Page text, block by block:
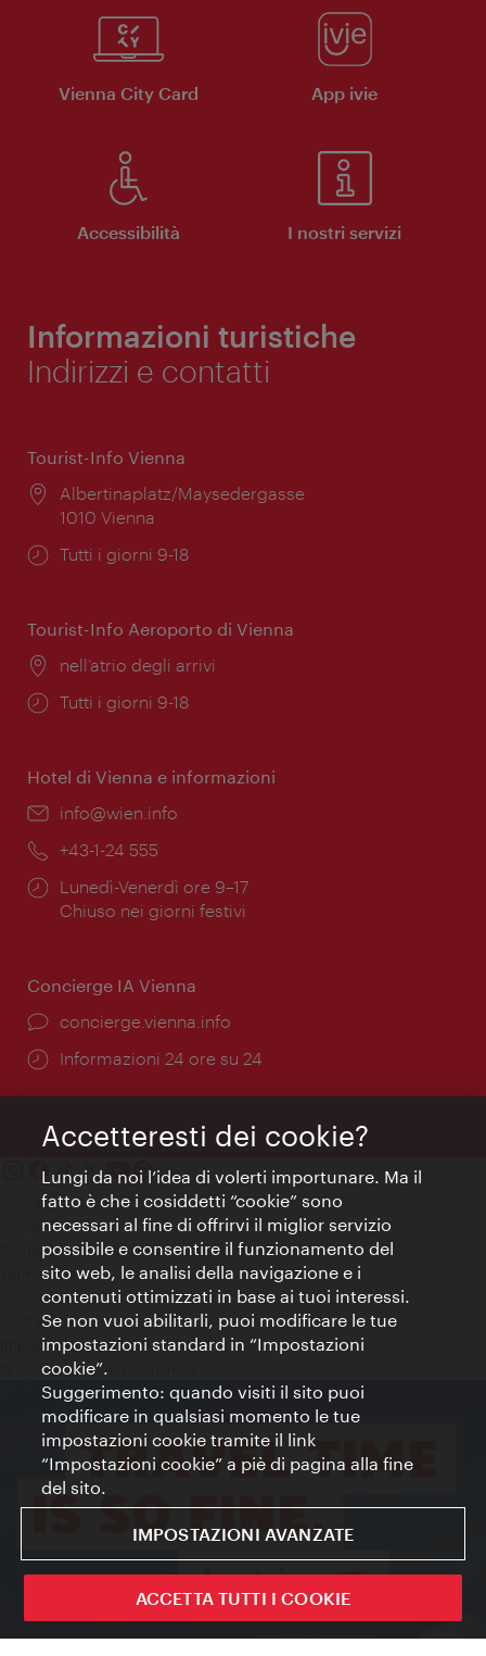
Vienna City Card App ivie
Accessibilità I nostri servizi
Informazioni turistiche
Indirizzi e contatti
Tourist-Info Vienna
Posizione:
Albertinaplatz/Maysedergasse
1010 Vienna
Orari
Tutti i giorni 9-18
Tourist-Info Aeroporto di Vienna
Posizione:
nell’atrio degli arrivi
Orari
Tutti i giorni 9-18
Hotel di Vienna e informazioni
Email:
info@wien.info
Telefono:
+43-1-24 555
Orari
di
Lunedì-Venerdì ore 9–17
Chiuso nei giorni festivi
Concierge IA Vienna
Ort:
concierge.vienna.info
Öffnungszeiten:
Informazioni 24 ore su 24
Contatti
Colophon
Dichiarazione sulla protezione dei dati
Terms of Use
Accessibilità
Contatto stampa
Impostazioni cookie
© Copyright WienTourismus
Accetteresti dei cookie?
Lungi da noi l’idea di volerti importunare. Ma il
fatto è che i cosiddetti “cookie” sono
necessari al fine di offrirvi il miglior servizio
possibile e consentire il funzionamento del
sito web, le analisi della navigazione e i
contenuti ottimizzati in base ai tuoi interessi.
Se non vuoi abilitarli, puoi modificare le tue
impostazioni standard in “Impostazioni
cookie”.
Suggerimento: quando visiti il sito puoi
modificare in qualsiasi momento le tue
impostazioni cookie tramite il link
“Impostazioni cookie” a piè di pagina alla fine
del sito.
IMPOSTAZIONI AVANZATE
ACCETTA TUTTI I COOKIE